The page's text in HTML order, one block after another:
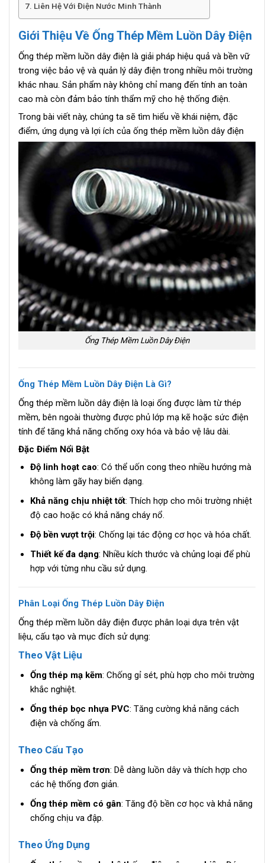
Liên Hệ Với Điện Nước Minh Thành
Giới Thiệu Về Ống Thép Mềm Luồn Dây Điện
Ống thép mềm luồn dây điện là giải pháp hiệu quả và bền vữ
trong việc bảo vệ và quản lý dây điện trong nhiều môi trường
khác nhau. Sản phẩm này không chỉ mang đến tính an toàn
cao mà còn đảm bảo tính thẩm mỹ cho hệ thống điện.
Trong bài viết này, chúng ta sẽ tìm hiểu về khái niệm, đặc
điểm, ứng dụng và lợi ích của ống thép mềm luồn dây điện
Ống Thép Mềm Luồn Dây Điện
Ống Thép Mềm Luồn Dây Điện Là Gì?
Ống thép mềm luồn dây điện là loại ống được làm từ thép
mềm, bên ngoài thường được phủ lớp mạ kẽ hoặc sức điện
tính để tăng khả năng chống oxy hóa và bảo vệ lâu dài.
Đặc Điểm Nổi Bật
Độ linh hoạt cao: Có thể uốn cong theo nhiều hướng mà
không làm gãy hay biến dạng.
Khả năng chịu nhiệt tốt: Thích hợp cho môi trường nhiệt
độ cao hoặc có khả năng cháy nổ.
Độ bền vượt trội: Chống lại tác động cơ học và hóa chất.
Thiết kế đa dạng: Nhiều kích thước và chủng loại để phù
hợp với từng nhu cầu sử dụng.
Phân Loại Ống Thép Luồn Dây Điện
Ống thép mềm luồn dây điện được phân loại dựa trên vật
liệu, cấu tạo và mục đích sử dụng:
Theo Vật Liệu
Ống thép mạ kẽm: Chống gỉ sét, phù hợp cho môi trường
khắc nghiệt.
Ống thép bọc nhựa PVC: Tăng cường khả năng cách
điện và chống ẩm.
Theo Cấu Tạo
Ống thép mềm trơn: Dễ dàng luồn dây và thích hợp cho
các hệ thống đơn giản.
Ống thép mềm có gân: Tăng độ bền cơ học và khả năng
chống chịu va đập.
Theo Ứng Dụng